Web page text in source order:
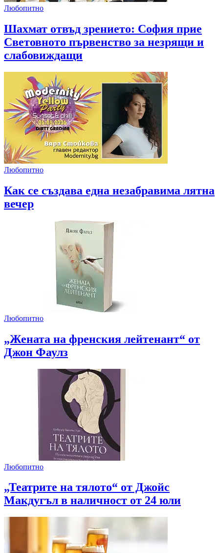
Любопитно
Шахмат отвъд зрението: София прие
Световното първенство за незрящи и
слабовиждащи
Любопитно
Как се създава една незабравима лятна
вечер
Любопитно
„Жената на френския лейтенант“ от
Джон Фаулз
Любопитно
„Театрите на тялото“ от Джойс
Макдугъл в наличност от 24 юли